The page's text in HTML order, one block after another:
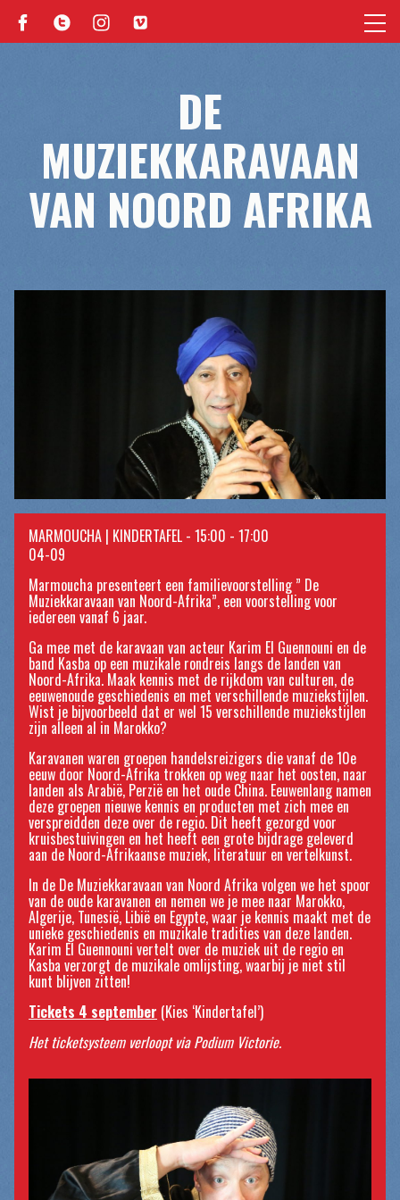
DE
MUZIEKKARAVAAN
VAN NOORD AFRIKA
MARMOUCHA | KINDERTAFEL - 15:00 - 17:00
04-09
Marmoucha presenteert een familievoorstelling ” De
Muziekkaravaan van Noord-Afrika”, een voorstelling voor
iedereen vanaf 6 jaar.
Ga mee met de karavaan van acteur Karim El Guennouni en de
band Kasba op een muzikale rondreis langs de landen van
Noord-Afrika. Maak kennis met de rijkdom van culturen, de
eeuwenoude geschiedenis en met verschillende muziekstijlen.
Wist je bijvoorbeeld dat er wel 15 verschillende muziekstijlen
zijn alleen al in Marokko?
Karavanen waren groepen handelsreizigers die vanaf de 10e
eeuw door Noord-Afrika trokken op weg naar het oosten, naar
landen als Arabië, Perzië en het oude China. Eeuwenlang namen
deze groepen nieuwe kennis en producten met zich mee en
verspreidden deze over de regio. Dit heeft gezorgd voor
kruisbestuivingen en het heeft een grote bijdrage geleverd
aan de Noord-Afrikaanse muziek, literatuur en vertelkunst.
In de De Muziekkaravaan van Noord Afrika volgen we het spoor
van de oude karavanen en nemen we je mee naar Marokko,
Algerije, Tunesië, Libië en Egypte, waar je kennis maakt met de
unieke geschiedenis en muzikale tradities van deze landen.
Karim El Guennouni vertelt over de muziek uit de regio en
Kasba verzorgt de muzikale omlijsting, waarbij je niet stil
kunt blijven zitten!
Tickets 4 september (Kies ‘Kindertafel’)
Het ticketsysteem verloopt via Podium Victorie.